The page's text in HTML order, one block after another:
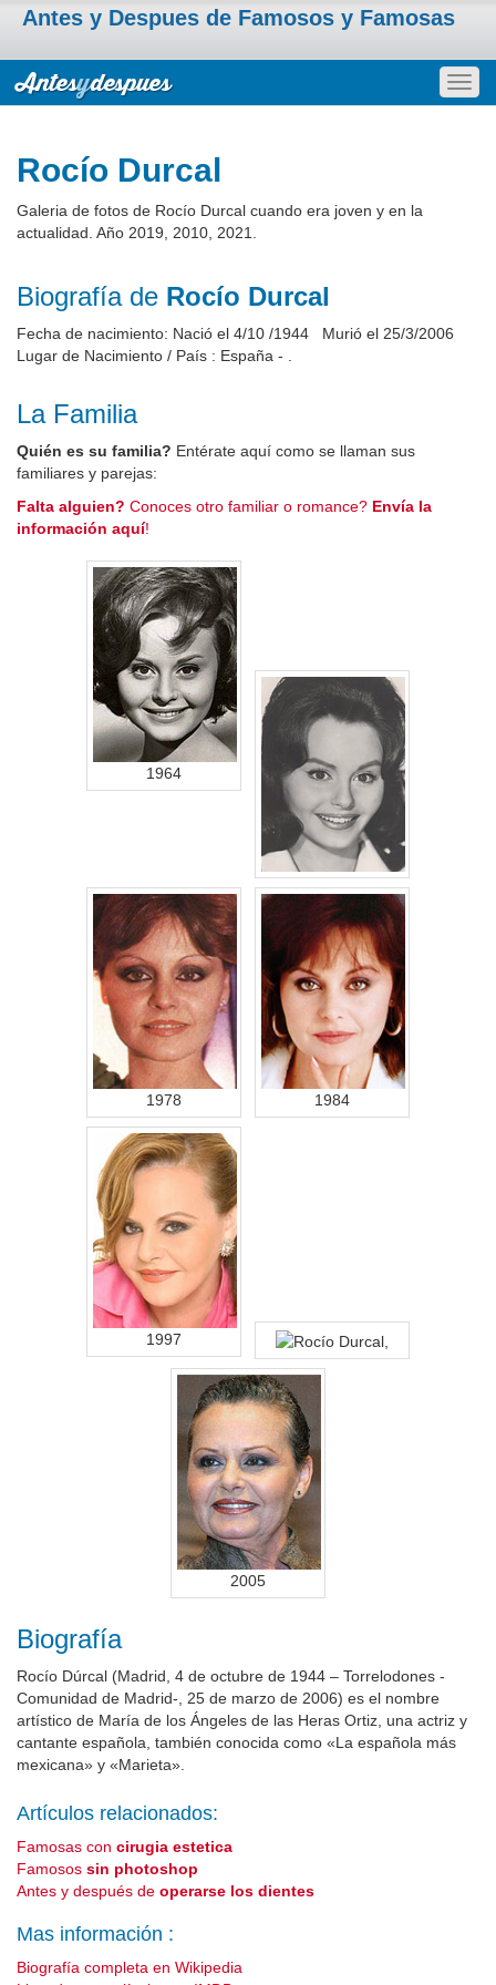
Antes y Despues de Famosos y Famosas
Rocío Durcal
Galeria de fotos de Rocío Durcal cuando era joven y en la
actualidad. Año 2019, 2010, 2021.
Biografía de Rocío Durcal
Fecha de nacimiento: Nació el 4/10 /1944 Murió el 25/3/2006
Lugar de Nacimiento / País : España - .
La Familia
Quién es su familia? Entérate aquí como se llaman sus
familiares y parejas:
Falta alguien? Conoces otro familiar o romance? Envía la
información aquí!
1964
1978 1984
1997
2005
Biografía
Rocío Dúrcal (Madrid, 4 de octubre de 1944 – Torrelodones -
Comunidad de Madrid-, 25 de marzo de 2006) es el nombre
artístico de María de los Ángeles de las Heras Ortiz, una actriz y
cantante española, también conocida como «La española más
mexicana» y «Marieta».
Artículos relacionados:
Famosas con cirugia estetica
Famosos sin photoshop
Antes y después de operarse los dientes
Mas información :
Biografía completa en Wikipedia